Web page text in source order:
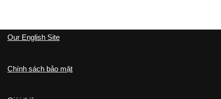
Our English Site
Chính sách bảo mật